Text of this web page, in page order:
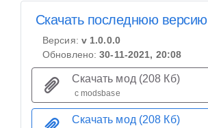
Скачать последнюю версию
Версия: v 1.0.0.0
Обновлено:30-11-2021, 20:08
Скачать мод (208 Кб)
с modsbase
Скачать мод (208 Кб)